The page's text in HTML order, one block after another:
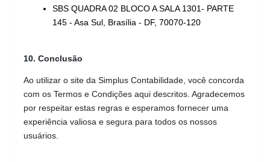
SBS QUADRA 02 BLOCO A SALA 1301- PARTE
145 - Asa Sul, Brasília - DF, 70070-120
10. Conclusão
Ao utilizar o site da Simplus Contabilidade, você concorda
com os Termos e Condições aqui descritos. Agradecemos
por respeitar estas regras e esperamos fornecer uma
experiência valiosa e segura para todos os nossos
usuários.